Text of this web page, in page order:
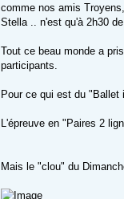
comme nos amis
Stella .. n'est qu'à 2h30
Tout ce beau monde a
participants.
Pour ce qui est du
L'épreuve en "Paires 2
Mais le "clou" du